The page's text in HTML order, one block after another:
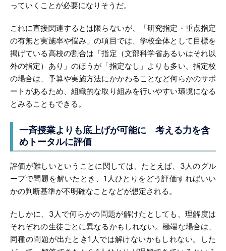
っていくことが必要になりそうだ。
これに直接関連するとは限らないが、「研究指定・重点指定
の有無と実施率や悩み」の項目では、学校全体として目標を
掲げている高校の割合は「指定（文部科学省あるいはそれ以
外の指定）あり」のほうが「指定なし」よりも多い。指定校
の場合は、予算や実施方法にかかわることなど何らかのサポ
ートがあるため、組織的な取り組みを行いやすい環境になる
とみることもできる。
一斉授業よりも底上げが可能に 考える力を含
めトータルに評価
評価が難しいということに関しては、たとえば、3人のグル
ープで問題を解いたとき、1人ひとりをどう評価すればいい
かの判断基準が不明確なことなどが想定される。
たしかに、3人で何らかの問題が解けたとしても、理解度は
それぞれの生徒ごとに異なるかもしれない。極端な場合は、
同種の問題が出たとき1人では解けないかもしれない。した